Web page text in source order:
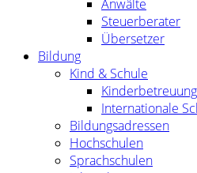
Anwälte
Steuerberater
Übersetzer
Bildung
Kind & Schule
Kinderbetreuung
Internationale
Bildungsadressen
Hochschulen
Sprachschulen